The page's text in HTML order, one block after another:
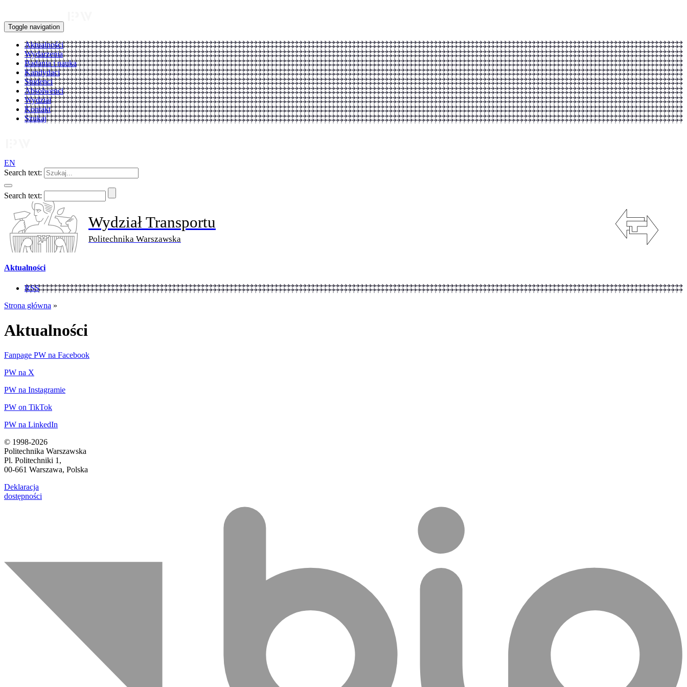
Toggle navigation
Aktualności
Wydarzenia
Badania i nauka
Kandydaci
Studenci
Absolwenci
Wydział
Kontakt
Szukaj
EN
Search text:
Search text:
Wydział Transportu
Politechnika Warszawska
Aktualności
RSS
Strona główna »
Aktualności
Fanpage PW na Facebook
PW na X
PW na Instagramie
PW on TikTok
PW na LinkedIn
© 1998-2026
Politechnika Warszawska
Pl. Politechniki 1,
00-661 Warszawa, Polska
Deklaracja
dostępności